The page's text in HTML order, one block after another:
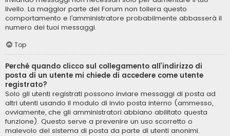
livello. La maggior parte dei Forum non tollera questo
comportamento e l’amministratore probabilmente abbasserà il
numero dei tuoi messaggi.
Top
Perché quando clicco sul collegamento all’indirizzo di
posta di un utente mi chiede di accedere come utente
registrato?
Solo gli utenti registrati possono inviare messaggi di posta ad
altri utenti usando il modulo di invio posta interno (ammesso,
ovviamente, che gli amministratori abbiano abilitato questa
funzione). Questo serve a prevenire un uso scorretto o
malevolo del sistema di posta da parte di utenti anonimi.